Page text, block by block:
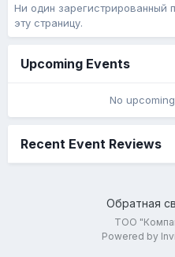
Ни один зарегистрированный
эту страницу.
Upcoming Events
No
Recent Event Reviews
Обратная
ТОО
Powered by